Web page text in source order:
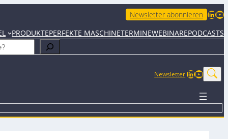
Newsletter abonnieren LinkedIn YouTube
PRODUKTEPERFEKTE MASCHINETERMINEWEBINAREPODCASTS
NewsletterLinkedIn